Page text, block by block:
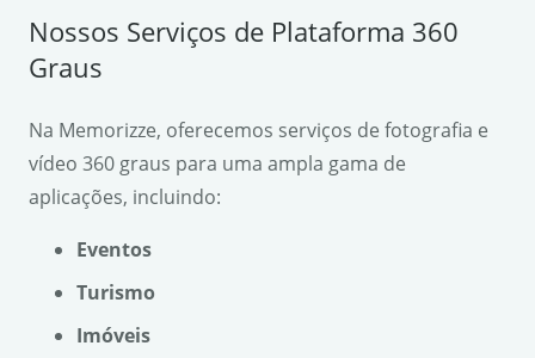
Nossos Serviços de Plataforma 360
Graus
Na Memorizze, oferecemos serviços de fotografia e
vídeo 360 graus para uma ampla gama de
aplicações, incluindo:
Eventos
Turismo
Imóveis